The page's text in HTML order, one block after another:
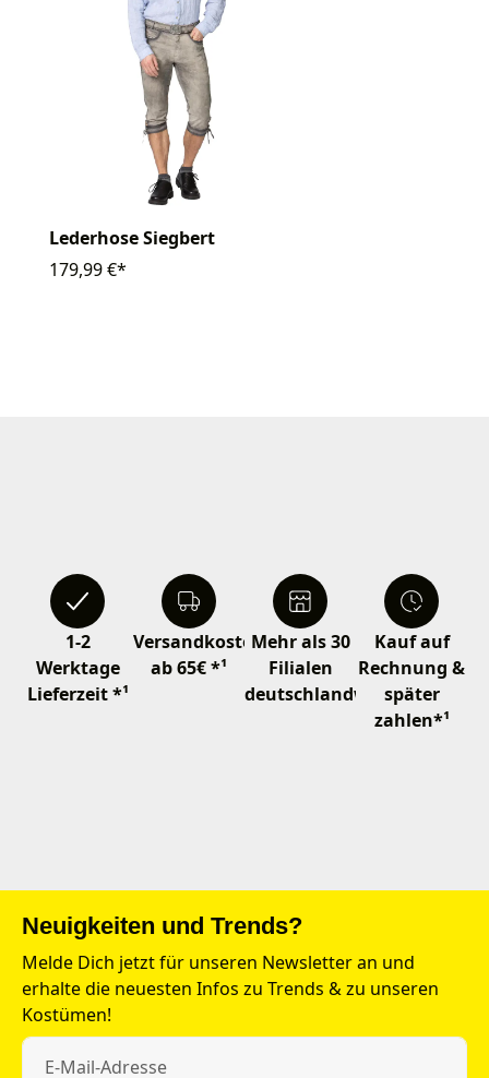
Lederhose Siegbert
179,99 €*
1-2
Werktage
Lieferzeit *¹
Versandkostenfrei
ab 65€ *¹
Mehr als 30
Filialen
deutschlandweit
Kauf auf
Rechnung &
später
zahlen*¹
Neuigkeiten und Trends?
Melde Dich jetzt für unseren Newsletter an und
erhalte die neuesten Infos zu Trends & zu unseren
Kostümen!